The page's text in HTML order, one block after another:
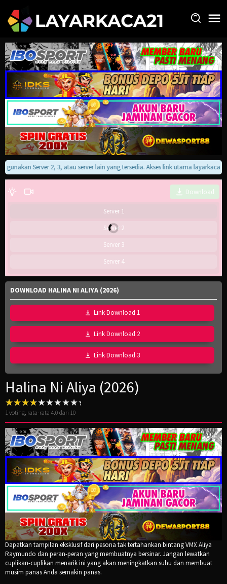
konten
Server 2, 3, atau server lain yang tersedia. Akses link utama layarkaca
Download
Server 1
Server 2
Server 3
Server 4
DOWNLOAD HALINA NI ALIYA (2026)
Link Download 1
Link Download 2
Link Download 3
Halina Ni Aliya (2026)
1voting, rata-rata 4.0 dari 10
Dapatkan tampilan eksklusif dari pesona tak tertahankan bintang VMX Aliya
Raymundo dan peran-peran yang membuatnya bersinar. Jangan lewatkan
cuplikan-cuplikan menarik ini yang akan meningkatkan suhu dan membuat
musim panas Anda semakin panas.